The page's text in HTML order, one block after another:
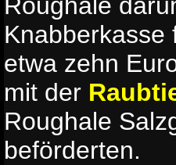
Knabberkasse
etwa zehn
mit der
Roughale
beförderten.